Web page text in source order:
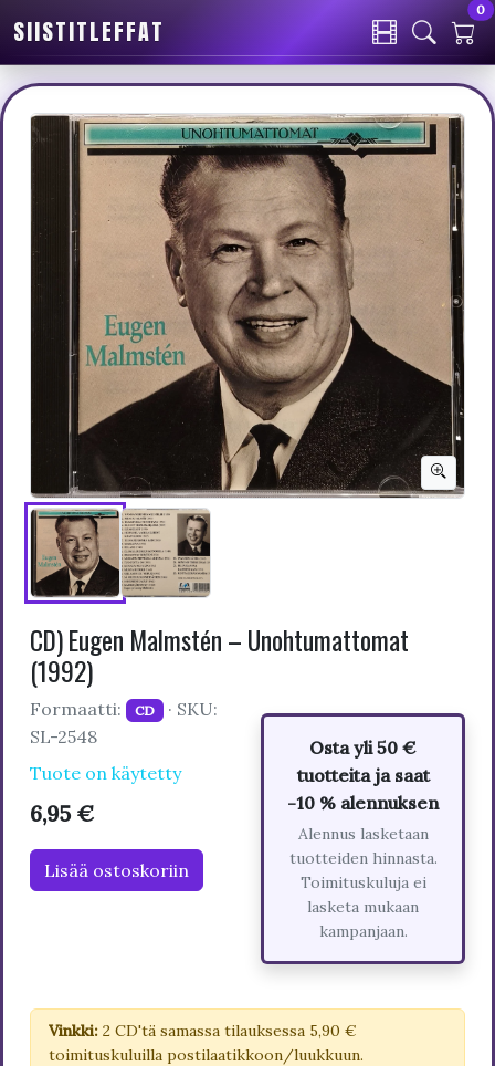
SIISTITLEFFAT
0
CD) Eugen Malmstén – Unohtumattomat
(1992)
Formaatti: CD · SKU:
SL-2548
Tuote on käytetty
6,95 €
Lisää ostoskoriin
Osta yli 50 €
tuotteita ja saat
-10 % alennuksen
Alennus lasketaan
tuotteiden hinnasta.
Toimituskuluja ei
lasketa mukaan
kampanjaan.
Vinkki: 2 CD'tä samassa tilauksessa 5,90 €
toimituskuluilla postilaatikkoon/luukkuun.